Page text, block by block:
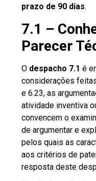
prazo de 90 dias.
7.1 –
Parecer
O despacho 7.1 é
considerações
e 6.23, as
atividade inventiva
convencem o
de argumentar e
pelos quais as
aos critérios de
resposta deste